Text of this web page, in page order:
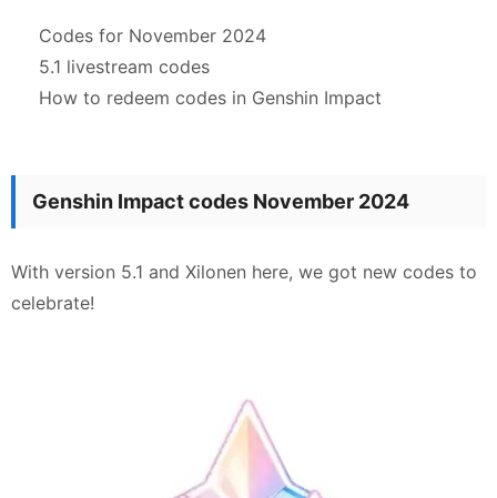
Codes for November 2024
5.1 livestream codes
How to redeem codes in Genshin Impact
Genshin Impact codes November 2024
With version 5.1 and Xilonen here, we got new codes to
celebrate!